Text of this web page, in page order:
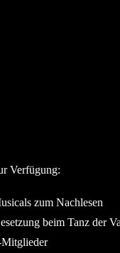
Verfügung:
zum Nachlesen
beim Tanz der
Mitglieder